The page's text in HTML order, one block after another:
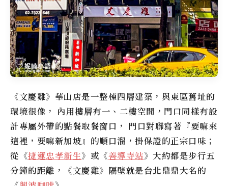
《文慶雞》華山店是一整棟四層建築，與東區舊址的
環境很像， 內用樓層有一、二樓空間，門口同樣有設
計專屬外帶的點餐取餐窗口， 門口對聯寫著『要嘛來
這裡，要嘛新加坡』的順口溜，掛保證的正宗口味；
從《捷運忠孝新生》或《善導寺站》大約都是步行五
分鐘的距離，《文慶雞》隔壁就是台北鼎鼎大名的